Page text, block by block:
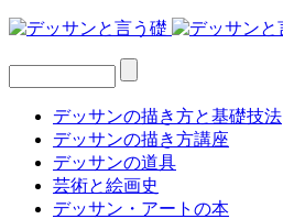
デッサンの描き方と基礎技法
デッサンの描き方講座
デッサンの道具
芸術と絵画史
デッサン・アートの本